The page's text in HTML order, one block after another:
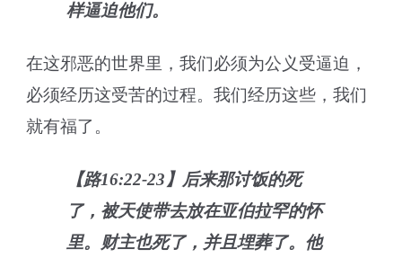
样逼迫他们。
在这邪恶的世界里，我们必须为公义受逼迫，
必须经历这受苦的过程。我们经历这些，我们
就有福了。
【路16:22-23】后来那讨饭的死
了，被天使带去放在亚伯拉罕的怀
里。财主也死了，并且埋葬了。他